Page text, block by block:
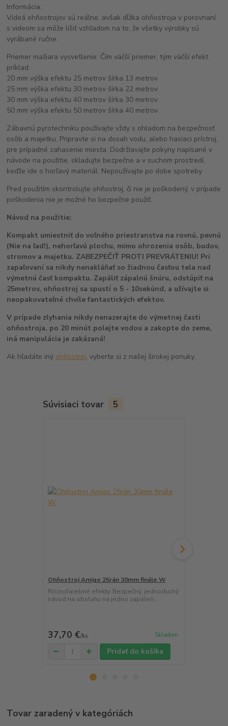
Informácia:
Videá ohňostrojov sú reálne, avšak dĺžka ohňostroja v porovnaní
s videom sa môže líšiť vzhľadom na to, že všetky výrobky sú
vyrábané ručne.
Priemer mažiara vysvetlenie: Čím väčší priemer, tým väčší efekt
príklad:
20 mm výška efektu 25 metrov šírka 13 metrov
25 mm výška efektu 30 metrov šírka 22 metrov
30 mm výška efektu 40 metrov šírka 30 metrov
50 mm výška efektu 50 metrov šírka 40 metrov
Zábavnú pyrotechniku používajte vždy s ohladom na bezpečnosť
osôb a majetku. Pripravte si na dosah vodu, alebo hasiaci prístroj,
pre prípadné zahasenie miesta. Dodržiavajte pokyny napísané v
návode na použitie, skladujte bezpečne a v suchom prostredí,
keďže ide o horľavý materiál. Nepoužívajte po dobe spotreby.
Pred použitím skontrolujte ohňostroj, či nie je poškodený, v prípade
poškodenia nie je možné ho bezpečne použiť.
Návod na použitie:
Kompakt umiestniť do voľného priestranstva na rovnú, pevnú
(Nie na ľad!), nehorľavú plochu, mimo ohrozenia osôb, budov,
stromov a majetku. ZABEZPEČIŤ PROTI PREVRÁTENIU! Pri
zapaľovaní sa nikdy nenakláňať so žiadnou časťou tela nad
výmetnú časť kompaktu. Zapáliť zápalnú šnúru, odstúpiť na
25metrov, ohňostroj sa spustí o 5 - 10sekúnd, a užívajte si
neopakovateľné chvíle fantastických efektov.
V prípade zlyhania nikdy nenazerajte do výmetnej časti
ohňostroja, po 20 minút polejte vodou a zakopte do zeme,
iná manipulácia je zakázaná!
Ak hľadáte iný ohňostroj, vyberte si z našej širokej ponuky.
Súvisiaci tovar 5
Ohňostroj Amigo 25rán 30mm finále W
Rôznofarebné efekty. Bezpečný, jednoduchý
návod na obsluhu na jedno zapálen...
37,70 €/ks Skladom
Pridať do košíka
Tovar zaradený v kategóriách